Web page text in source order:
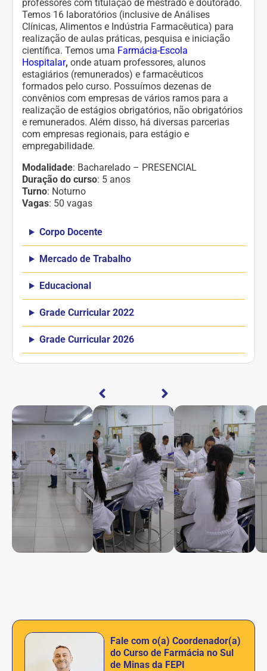
professores com titulação de mestrado e doutorado.
Temos 16 laboratórios (inclusive de Análises
Clínicas, Alimentos e Indústria Farmacêutica) para
realização de aulas práticas, pesquisa e iniciação
científica. Temos uma Farmácia-Escola
Hospitalar, onde atuam professores, alunos
estagiários (remunerados) e farmacêuticos
formados pelo curso. Possuímos dezenas de
convênios com empresas de vários ramos para a
realização de estágios obrigatórios, não obrigatórios
e remunerados. Além disso, há diversas parcerias
com empresas regionais, para estágio e
empregabilidade.
Modalidade: Bacharelado – PRESENCIAL
Duração do curso: 5 anos
Turno: Noturno
Vagas: 50 vagas
Corpo Docente
Mercado de Trabalho
Educacional
Grade Curricular 2022
Grade Curricular 2026
Fale com o(a) Coordenador(a)
do Curso de Farmácia no Sul
de Minas da FEPI